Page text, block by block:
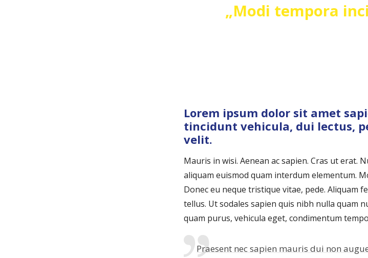
„Modi tempora
Lorem ipsum dolor sit amet
tincidunt vehicula, dui lectus,
velit.
Mauris in wisi. Aenean ac sapien. Cras ut erat.
aliquam euismod quam interdum elementum.
Donec eu neque tristique vitae, pede. Aliquam
tellus. Ut sodales sapien quis nibh nulla quam
quam purus, vehicula eget, condimentum
Praesent nec sapien mauris dui non